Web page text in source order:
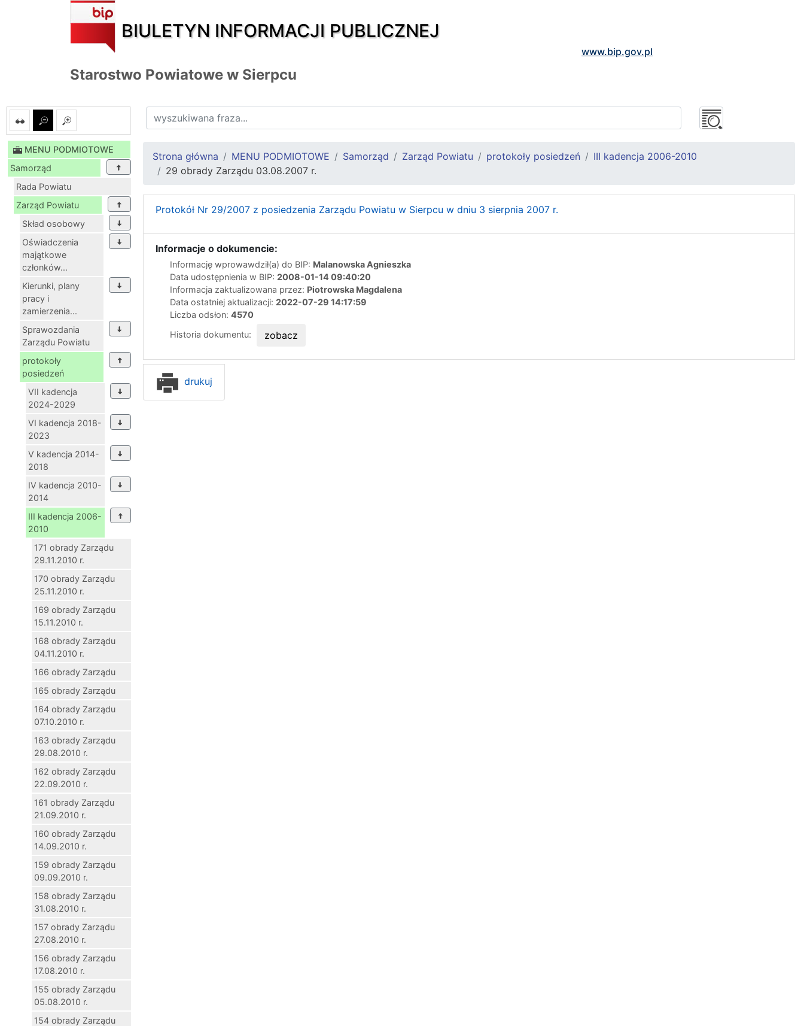
BIULETYN INFORMACJI PUBLICZNEJ
www.bip.gov.pl
Starostwo Powiatowe w Sierpcu
MENU PODMIOTOWE
Samorząd
Rada Powiatu
Zarząd Powiatu
Skład osobowy
Oświadczenia
majątkowe
członków...
Kierunki, plany
pracy i
zamierzenia...
Sprawozdania
Zarządu Powiatu
protokoły
posiedzeń
VII kadencja
2024-2029
VI kadencja 2018-
2023
V kadencja 2014-
2018
IV kadencja 2010-
2014
III kadencja 2006-
2010
171 obrady Zarządu
29.11.2010 r.
170 obrady Zarządu
25.11.2010 r.
169 obrady Zarządu
15.11.2010 r.
168 obrady Zarządu
04.11.2010 r.
166 obrady Zarządu
165 obrady Zarządu
164 obrady Zarządu
07.10.2010 r.
163 obrady Zarządu
29.08.2010 r.
162 obrady Zarządu
22.09.2010 r.
161 obrady Zarządu
21.09.2010 r.
160 obrady Zarządu
14.09.2010 r.
159 obrady Zarządu
09.09.2010 r.
158 obrady Zarządu
31.08.2010 r.
157 obrady Zarządu
27.08.2010 r.
156 obrady Zarządu
17.08.2010 r.
155 obrady Zarządu
05.08.2010 r.
154 obrady Zarządu
Strona główna MENU PODMIOTOWE Samorząd Zarząd Powiatu protokoły posiedzeń
III kadencja 2006-2010
29 obrady Zarządu 03.08.2007 r.
Protokół Nr 29/2007 z posiedzenia Zarządu Powiatu w Sierpcu w dniu 3 sierpnia 2007 r.
Informacje o dokumencie:
Informację wprowawdził(a) do BIP: Malanowska Agnieszka
Data udostępnienia w BIP: 2008-01-14 09:40:20
Informacja zaktualizowana przez: Piotrowska Magdalena
Data ostatniej aktualizacji: 2022-07-29 14:17:59
Liczba odsłon: 4570
Historia dokumentu:
zobacz
drukuj